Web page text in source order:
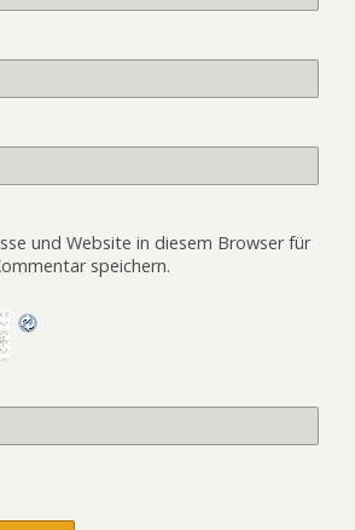
und Website in diesem Browser für
speichern.